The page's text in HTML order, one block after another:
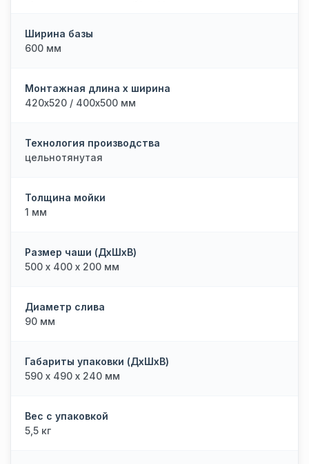
Ширина базы
600 мм
Монтажная длина х ширина
420х520 / 400х500 мм
Технология производства
цельнотянутая
Толщина мойки
1 мм
Размер чаши (ДхШхВ)
500 х 400 х 200 мм
Диаметр слива
90 мм
Габариты упаковки (ДхШхВ)
590 х 490 х 240 мм
Вес с упаковкой
5,5 кг